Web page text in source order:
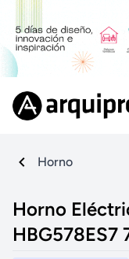
Horno
Horno
HBG578ES7